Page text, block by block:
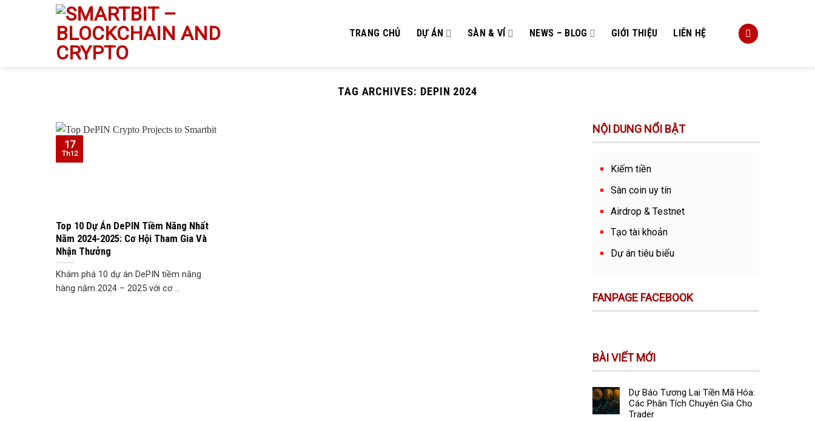
TRANG CHỦ DỰ ÁN SÀN & VÍ NEWS – BLOG GIỚI THIỆU LIÊN HỆ
TAG ARCHIVES: DEPIN 2024
Top 10 Dự Án DePIN Tiềm Năng Nhất
Năm 2024-2025: Cơ Hội Tham Gia Và
Nhận Thưởng
Khám phá 10 dự án DePIN tiềm năng
hàng năm 2024 – 2025 với cơ ...
17
Th12
NỘI DUNG NỔI BẬT
Kiếm tiền
Sàn coin uy tín
Airdrop & Testnet
Tạo tài khoản
Dự án tiêu biểu
FANPAGE FACEBOOK
BÀI VIẾT MỚI
Dự Báo Tương Lai Tiền Mã Hóa:
Các Phân Tích Chuyên Gia Cho
Trader